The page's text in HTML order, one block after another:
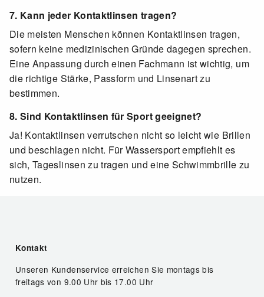
7. Kann jeder Kontaktlinsen tragen?
Die meisten Menschen können Kontaktlinsen tragen,
sofern keine medizinischen Gründe dagegen sprechen.
Eine Anpassung durch einen Fachmann ist wichtig, um
die richtige Stärke, Passform und Linsenart zu
bestimmen.
8. Sind Kontaktlinsen für Sport geeignet?
Ja! Kontaktlinsen verrutschen nicht so leicht wie Brillen
und beschlagen nicht. Für Wassersport empfiehlt es
sich, Tageslinsen zu tragen und eine Schwimmbrille zu
nutzen.
Kontakt
Unseren Kundenservice erreichen Sie montags bis
freitags von 9.00 Uhr bis 17.00 Uhr